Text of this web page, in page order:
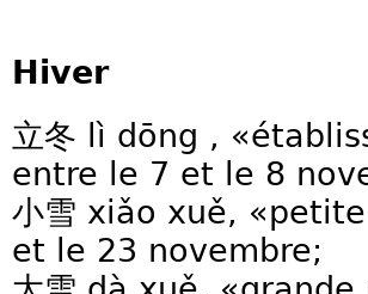
Hiver
立冬 lì dōng ,
entre le 7 et le 8
小雪 xiǎo xuě,
et le 23 novembre;